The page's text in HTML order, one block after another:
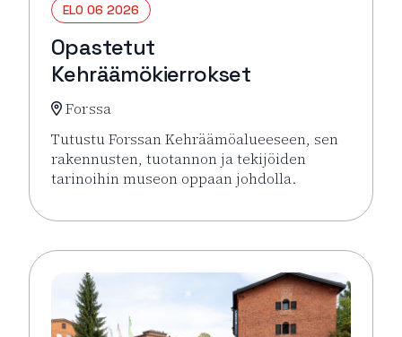
ELO 06 2026
Opastetut
Kehräämökierrokset
Forssa
Tutustu Forssan Kehräämöalueeseen, sen
rakennusten, tuotannon ja tekijöiden
tarinoihin museon oppaan johdolla.
Lue lisää tapahtumasta Opastetut